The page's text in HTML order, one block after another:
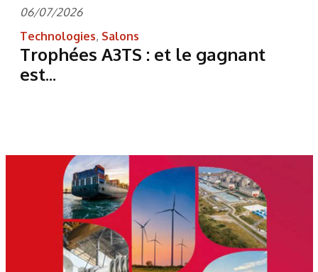
06/07/2026
Technologies, Salons
Trophées A3TS : et le gagnant
est...